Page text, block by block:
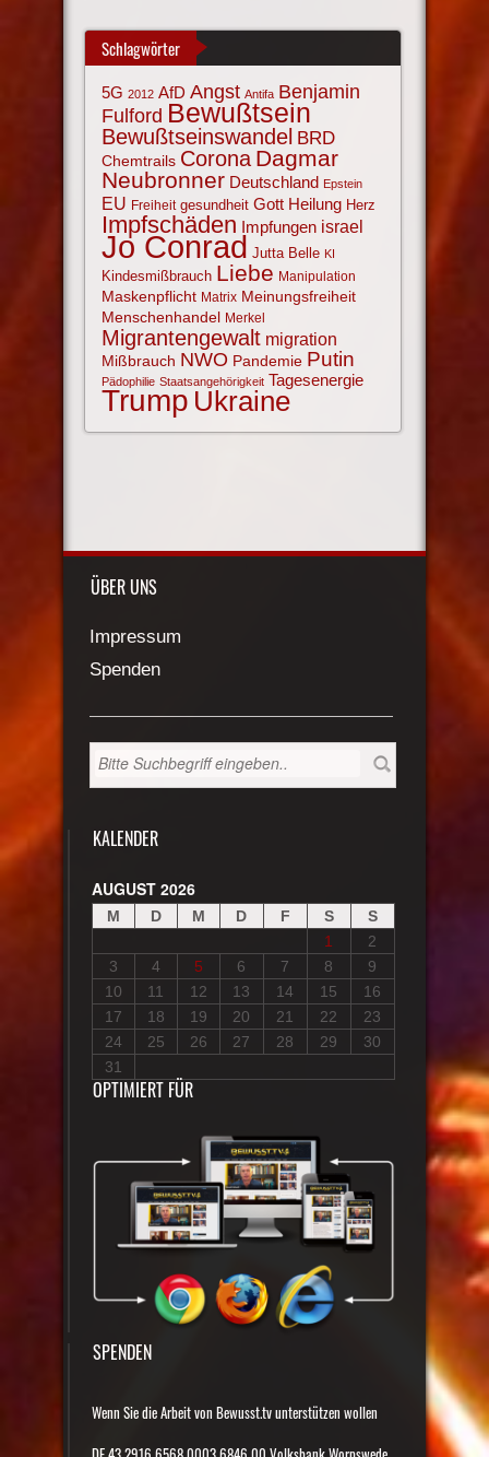
Schlagwörter
5G 2012 AfD Angst Antifa Benjamin
Fulford Bewußtsein
Bewußtseinswandel BRD
Chemtrails Corona Dagmar
Neubronner Deutschland Epstein
EU Freiheit gesundheit Gott Heilung Herz
Impfschäden Impfungen israel
Jo Conrad Jutta Belle KI
Kindesmißbrauch Liebe Manipulation
Maskenpflicht Matrix Meinungsfreiheit
Menschenhandel Merkel
Migrantengewalt migration
Mißbrauch NWO Pandemie Putin
Pädophilie Staatsangehörigkeit Tagesenergie
Trump Ukraine
ÜBER UNS
Impressum
Spenden
KALENDER
AUGUST 2026
M D M D F S
S
1
2
3
4 5 6 7 8
9
10
11 12 13 14 15
16
17
18 19 20 21 22
23
24
25 26 27 28 29
30
31
OPTIMIERT FÜR
SPENDEN
Wenn Sie die Arbeit von Bewusst.tv unterstützen wollen